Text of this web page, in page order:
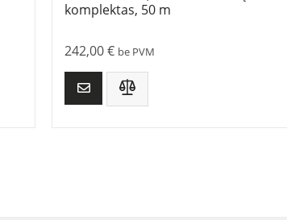
komplektas, 50 m
242,00€ be PVM